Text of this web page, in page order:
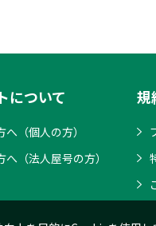
について
（個人の方）
（法人屋号の方）
規